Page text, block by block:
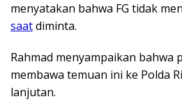
menyatakan bahwa FG tidak
saatdiminta.
Rahmad menyampaikan bahwa
membawa temuan ini ke Polda
lanjutan.